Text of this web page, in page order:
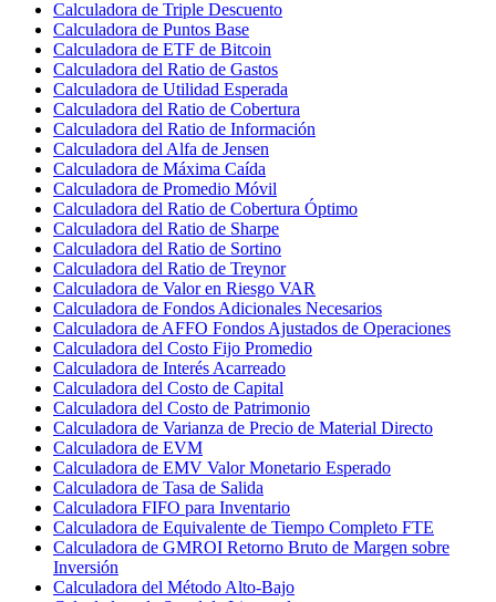
Calculadora de Triple Descuento
Calculadora de Puntos Base
Calculadora de ETF de Bitcoin
Calculadora del Ratio de Gastos
Calculadora de Utilidad Esperada
Calculadora del Ratio de Cobertura
Calculadora del Ratio de Información
Calculadora del Alfa de Jensen
Calculadora de Máxima Caída
Calculadora de Promedio Móvil
Calculadora del Ratio de Cobertura Óptimo
Calculadora del Ratio de Sharpe
Calculadora del Ratio de Sortino
Calculadora del Ratio de Treynor
Calculadora de Valor en Riesgo VAR
Calculadora de Fondos Adicionales Necesarios
Calculadora de AFFO Fondos Ajustados de Operaciones
Calculadora del Costo Fijo Promedio
Calculadora de Interés Acarreado
Calculadora del Costo de Capital
Calculadora del Costo de Patrimonio
Calculadora de Varianza de Precio de Material Directo
Calculadora de EVM
Calculadora de EMV Valor Monetario Esperado
Calculadora de Tasa de Salida
Calculadora FIFO para Inventario
Calculadora de Equivalente de Tiempo Completo FTE
Calculadora de GMROI Retorno Bruto de Margen sobre
Inversión
Calculadora del Método Alto-Bajo